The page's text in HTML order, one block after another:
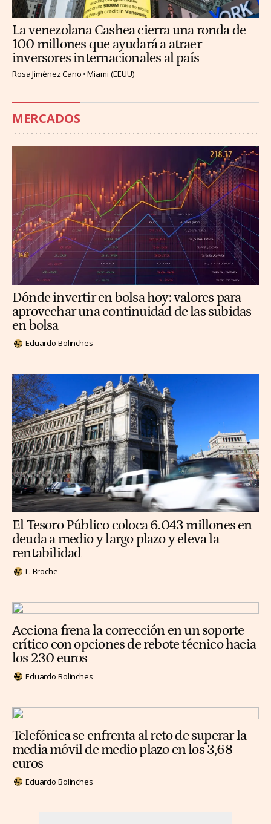
La venezolana Cashea cierra una ronda de
100 millones que ayudará a atraer
inversores internacionales al país
Rosa Jiménez Cano Miami (EEUU)
MERCADOS
Dónde invertir en bolsa hoy: valores para
aprovechar una continuidad de las subidas
en bolsa
Eduardo Bolinches
El Tesoro Público coloca 6.043 millones en
deuda a medio y largo plazo y eleva la
rentabilidad
L. Broche
Acciona frena la corrección en un soporte
crítico con opciones de rebote técnico hacia
los 230 euros
Eduardo Bolinches
Telefónica se enfrenta al reto de superar la
media móvil de medio plazo en los 3,68
euros
Eduardo Bolinches